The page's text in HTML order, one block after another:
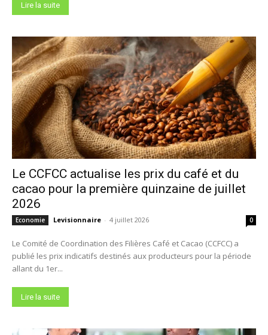
Lire la suite
Le CCFCC actualise les prix du café et du
cacao pour la première quinzaine de juillet
2026
Economie Levisionnaire - 4 juillet 2026 0
Le Comité de Coordination des Filières Café et Cacao (CCFCC) a
publié les prix indicatifs destinés aux producteurs pour la période
allant du 1er...
Lire la suite